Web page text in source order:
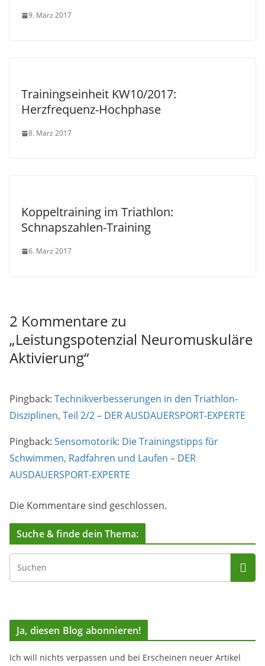
9. März 2017
Trainingseinheit KW10/2017:
Herzfrequenz-Hochphase
8. März 2017
Koppeltraining im Triathlon:
Schnapszahlen-Training
6. März 2017
2 Kommentare zu
„Leistungspotenzial Neuromuskuläre
Aktivierung“
Pingback: Technikverbesserungen in den Triathlon-
Disziplinen, Teil 2/2 – DER AUSDAUERSPORT-EXPERTE
Pingback: Sensomotorik: Die Trainingstipps für
Schwimmen, Radfahren und Laufen – DER
AUSDAUERSPORT-EXPERTE
Die Kommentare sind geschlossen.
Suche & finde dein Thema:
Ja, diesen Blog abonnieren!
Ich will nichts verpassen und bei Erscheinen neuer Artikel